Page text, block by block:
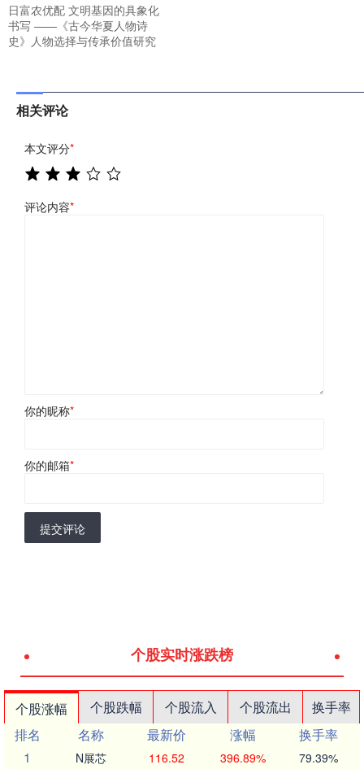
日富农优配 文明基因的具象化
书写 ——《古今华夏人物诗
史》人物选择与传承价值研究
相关评论
本文评分*
评论内容*
你的昵称*
你的邮箱*
提交评论
个股实时涨跌榜
个股涨幅 个股跌幅 个股流入 个股流出
换手率
排名
名称 最新价 涨幅
换手率
1
N展芯 116.52 396.89% 79.39%